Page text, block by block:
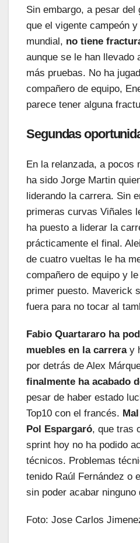
Sin embargo, a pesar del
que el vigente campeón
mundial, no tiene
aunque se le han llevado
más pruebas. No ha
compañero de equipo,
parece tener alguna
Segundas
En la relanzada, a pocos
ha sido Jorge Martin
liderando la carrera. Sin
primeras curvas Viñales
ha puesto a liderar la
prácticamente el final.
de cuatro vueltas le ha
compañero de equipo y
primer puesto. Maverick
fuera para no tocar al
Fabio Quartararo ha
muebles en la carreray
por detrás de Alex
finalmente ha acabado
pesar de haber estado
Top10 con el francés.
Pol Espargaró, que tras
sprint hoy no ha podido
técnicos. Problemas
tenido Raúl Fernández o
sin poder acabar
Foto: Jose Carlos